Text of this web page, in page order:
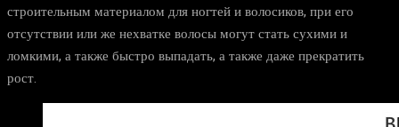
строительным материалом для ногтей и волосиков, при его
отсутствии или же нехватке волосы могут стать сухими и
ломкими, а также быстро выпадать, а также даже прекратить
рост.